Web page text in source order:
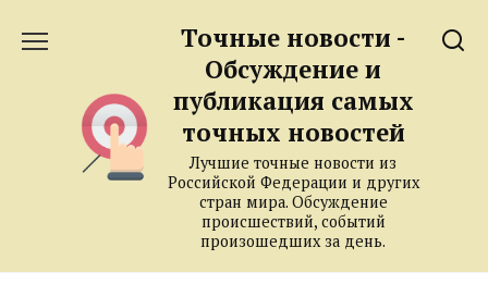
Точные новости -
Обсуждение и
публикация самых
точных новостей
Лучшие точные новости из
Российской Федерации и других
стран мира. Обсуждение
происшествий, событий
произошедших за день.